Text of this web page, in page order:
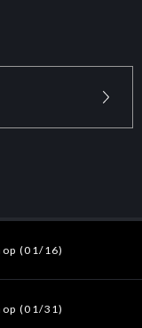
(01/16)
(01/31)